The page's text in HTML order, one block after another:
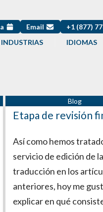
Email +1 (877)
INDUSTRIAS IDIOMAS
Etapa de revisión
Así como hemos
servicio de edición de la
traducción en los
anteriores, hoy me
explicar en qué